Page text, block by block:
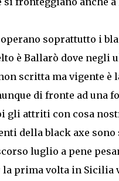
soprattutto i
è Ballarò dove
scritta ma vigente è
di fronte ad una
gli attriti con cosa
della black axe
luglio a pene
la prima volta in Sicilia